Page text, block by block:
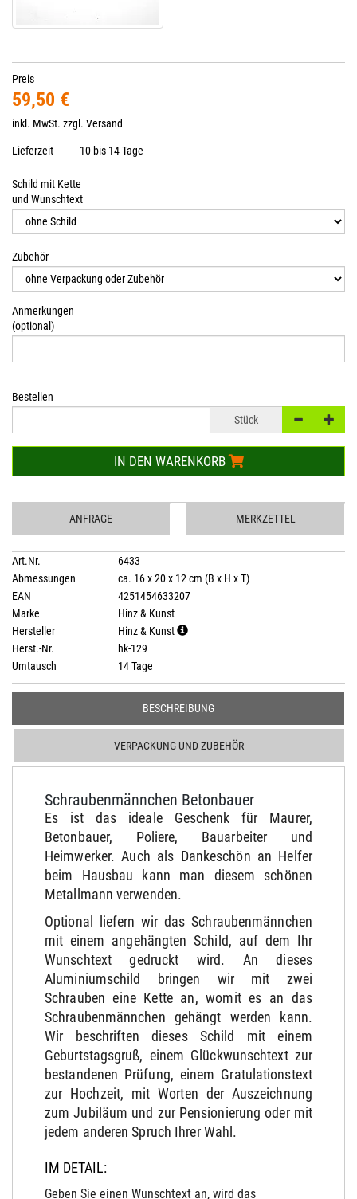
Preis
59,50 €
inkl. MwSt. zzgl. Versand
Lieferzeit 10 bis 14 Tage
Schild mit Kette
und Wunschtext
Zubehör
Anmerkungen
(optional)
Bestellen
Stück
IN DEN WARENKORB
ANFRAGE MERKZETTEL
Art.Nr.
6433
Abmessungen
ca. 16 x 20 x 12 cm (B x H x T)
EAN
4251454633207
Marke
Hinz & Kunst
Hersteller
Hinz & Kunst
Herst.-Nr.
hk-129
Umtausch
14 Tage
BESCHREIBUNG
VERPACKUNG UND ZUBEHÖR
Schraubenmännchen Betonbauer
Es ist das ideale Geschenk für Maurer,
Betonbauer, Poliere, Bauarbeiter und
Heimwerker. Auch als Dankeschön an Helfer
beim Hausbau kann man diesem schönen
Metallmann verwenden.
Optional liefern wir das Schraubenmännchen
mit einem angehängten Schild, auf dem Ihr
Wunschtext gedruckt wird. An dieses
Aluminiumschild bringen wir mit zwei
Schrauben eine Kette an, womit es an das
Schraubenmännchen gehängt werden kann.
Wir beschriften dieses Schild mit einem
Geburtstagsgruß, einem Glückwunschtext zur
bestandenen Prüfung, einem Gratulationstext
zur Hochzeit, mit Worten der Auszeichnung
zum Jubiläum und zur Pensionierung oder mit
jedem anderen Spruch Ihrer Wahl.
IM DETAIL:
Geben Sie einen Wunschtext an, wird das